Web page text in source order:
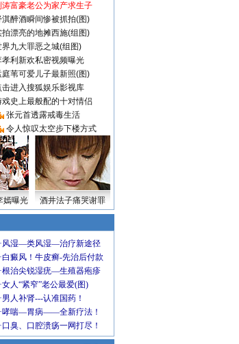
涛富豪老公为家产求生子
淇醉酒瞬间惨被抓拍(图)
拍漂亮的地摊西施(组图)
界九大罪恶之城(组图)
孝利新欢私密视频曝光
庭苇可爱儿子最新照(图)
击进入搜狐娱乐影视库
戏史上最般配的十对情侣
张元首透露戒毒生活
令人惊叹太空步下楼方式
嫣曝光 酒井法子痛哭谢罪